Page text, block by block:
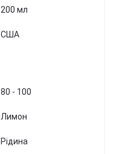
200 мл
США
80 - 100
Лимон
Рідина